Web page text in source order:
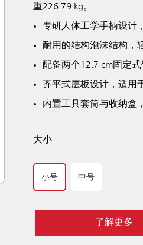
重226.79 kg。
专研人体工学手柄设计
耐用的结构泡沫结构，
配备两个12.7 cm固定
齐平式层板设计，适用
内置工具套筒与收纳盒
大小
小号 中号
了解更多